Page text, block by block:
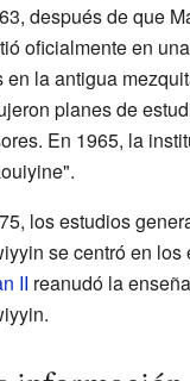
después de que
oficialmente en
en la antigua
planes de
En 1965, la
los estudios
se centró en
II reanudó la